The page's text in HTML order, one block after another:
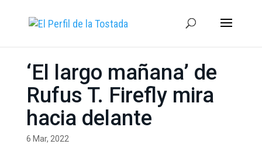
‘El largo mañana’ de
Rufus T. Firefly mira
hacia delante
6 Mar, 2022